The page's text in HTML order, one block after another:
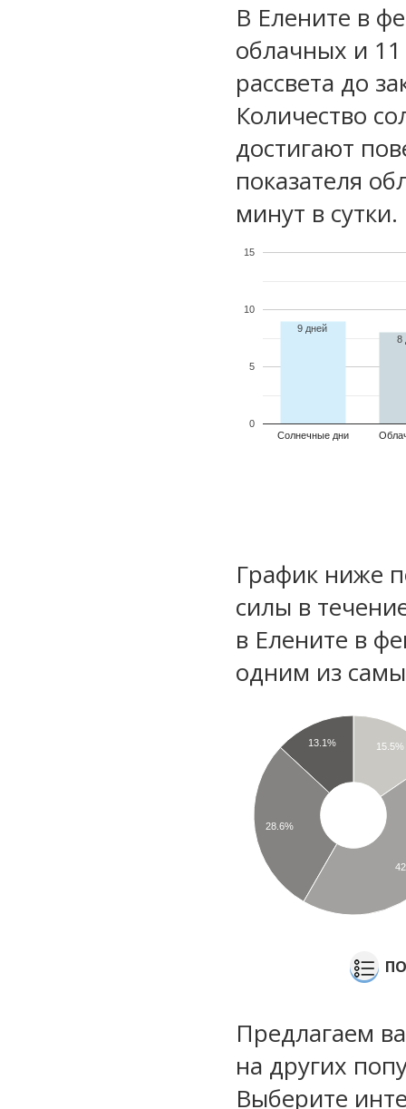
В Елените в
облачных и
рассвета до
Количество
достигают
показателя
минут в сутки.
Солнечные дни
0
5
10
15
9 дней
8
График ниже
силы в
в Елените в
одним из
15.5%
13.1%
28.6%
Предлагаем
на других
Выберите